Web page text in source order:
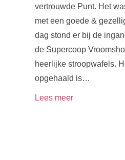
vertrouwde Punt. Het
met een goede &
dag stond er bij de
de Supercoop
heerlijke stroopwafels.
opgehaald is…
Lees meer